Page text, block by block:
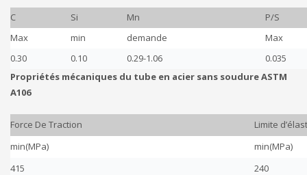
C Si Mn
P/S
Max
min demande
Max
0.30
0.10 0.29-1.06
0.035
Propriétés mécaniques du tube en acier sans soudure ASTM
A106
Force De Traction
Limite
min(MPa)
min(MPa)
415
240